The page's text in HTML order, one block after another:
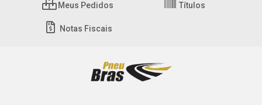
Meus Pedidos Títulos
Notas Fiscais